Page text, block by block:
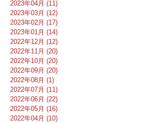
2023年04月 (11)
2023年03月 (12)
2023年02月 (17)
2023年01月 (14)
2022年12月 (12)
2022年11月 (20)
2022年10月 (20)
2022年09月 (20)
2022年08月 (1)
2022年07月 (11)
2022年06月 (22)
2022年05月 (16)
2022年04月 (10)